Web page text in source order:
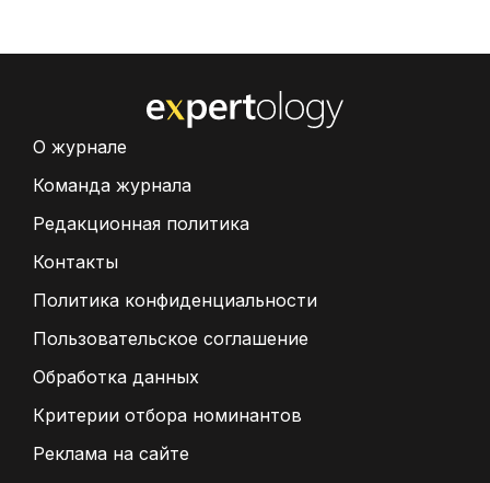
О журнале
Команда журнала
Редакционная политика
Контакты
Политика конфиденциальности
Пользовательское соглашение
Обработка данных
Критерии отбора номинантов
Реклама на сайте